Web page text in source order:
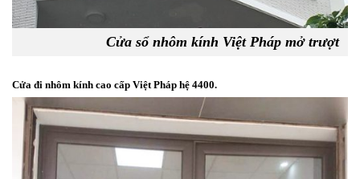
Cửa sổ nhôm kính Việt Pháp mở trượt
Cửa đi nhôm kính cao cấp Việt Pháp hệ 4400.